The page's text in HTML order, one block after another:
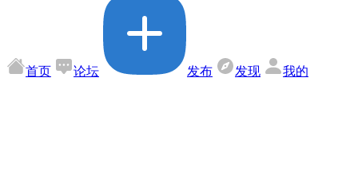
首页 论坛 发布 发现 我的